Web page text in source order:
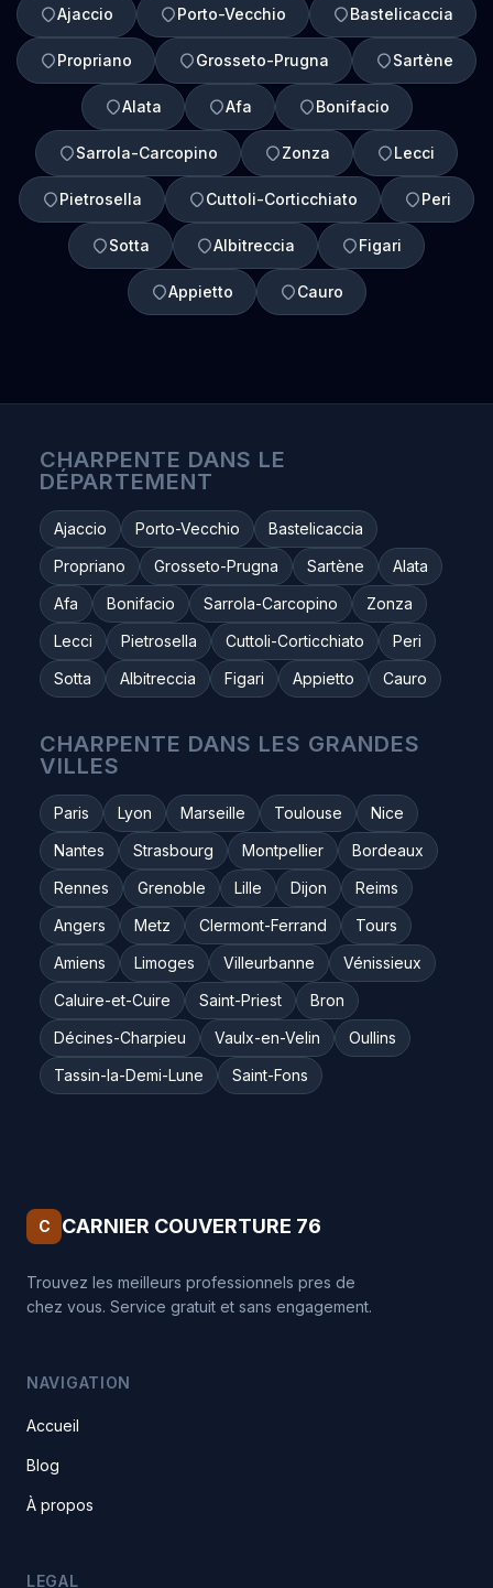
Ajaccio Porto-Vecchio Bastelicaccia
Propriano Grosseto-Prugna Sartène
Alata Afa Bonifacio
Sarrola-Carcopino Zonza Lecci
Pietrosella Cuttoli-Corticchiato Peri
Sotta Albitreccia Figari
Appietto Cauro
CHARPENTE DANS LE
DÉPARTEMENT
Ajaccio Porto-Vecchio
Bastelicaccia
Propriano
Grosseto-Prugna Sartène
Alata
Afa
Bonifacio Sarrola-Carcopino
Zonza
Lecci
Pietrosella Cuttoli-Corticchiato
Peri
Sotta
Albitreccia Figari Appietto Cauro
CHARPENTE DANS LES GRANDES
VILLES
Paris Lyon Marseille Toulouse
Nice
Nantes
Strasbourg Montpellier
Bordeaux
Rennes
Grenoble Lille Dijon
Reims
Angers
Metz Clermont-Ferrand
Tours
Amiens
Limoges Villeurbanne
Vénissieux
Caluire-et-Cuire
Saint-Priest
Bron
Décines-Charpieu
Vaulx-en-Velin
Oullins
Tassin-la-Demi-Lune
Saint-Fons
C CARNIER COUVERTURE 76
Trouvez les meilleurs professionnels pres de
chez vous. Service gratuit et sans engagement.
NAVIGATION
Accueil
Blog
À propos
LEGAL